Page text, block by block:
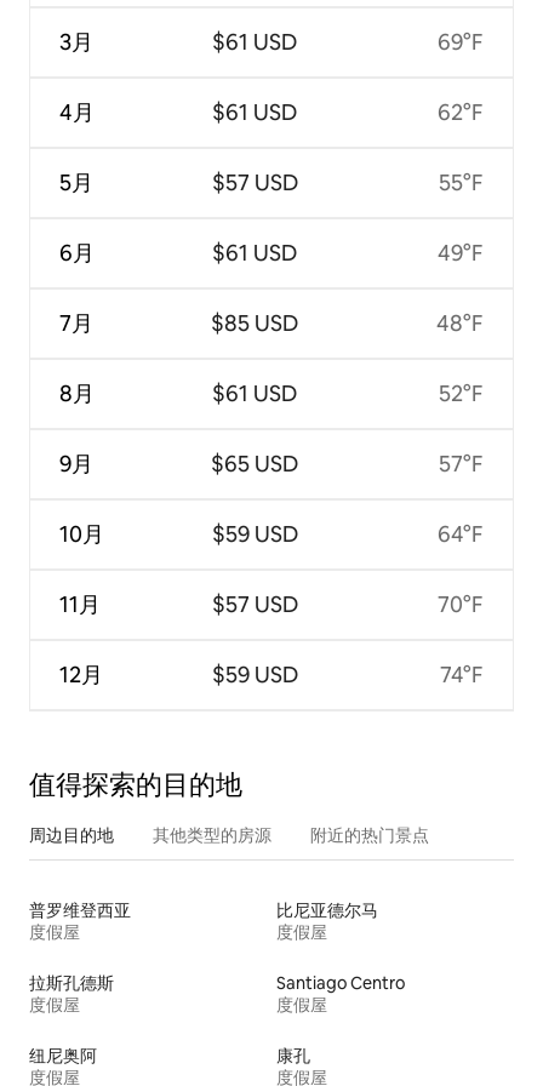
3月
4月
5月
6月
7月
8月
9月
10月
11月
12月
$61 USD
$61 USD
$57 USD
$61 USD
$85 USD
$61 USD
$65 USD
$59 USD
$57 USD
$59 USD
69°F
62°F
55°F
49°F
48°F
52°F
57°F
64°F
70°F
74°F
值得探索的目的地
周边目的地 其他类型的房源 附近的热门景点
普罗维登西亚
度假屋
比尼亚德尔马
度假屋
拉斯孔德斯
度假屋
Santiago Centro
度假屋
纽尼奥阿
度假屋
康孔
度假屋